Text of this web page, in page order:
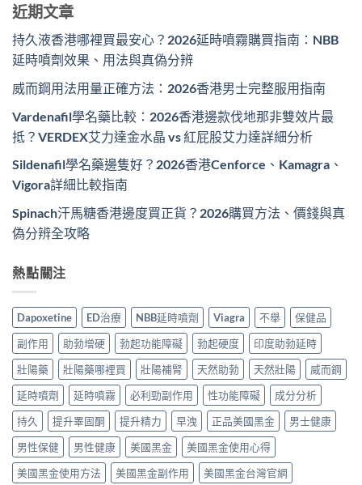
近期文章
持久液香港哪裡買最安心？2026延時噴霧購買指南：NBB
延時噴劑效果、用法與真偽分辨
威而鋼用法用量正確方法：2026香港男士完整服用指南
Vardenafil學名藥比較：2026香港邊款伐地那非雙效片最
抵？VERDEX艾力達金水晶 vs 紅屁股艾力達詳細分析
Sildenafil學名藥邊隻好？2026香港Cenforce、Kamagra、
Vigora詳細比較指南
Spinach汗馬糖香港邊度買正貨？2026購買方法、價錢與真
偽分辨全攻略
熱點關注
Dapoxetine ED治療 NBB延時噴劑 Viagra 不舉
保健品
副作用
助勃增硬 勃起功能障礙 勃起硬度
印度助勃延時
壯陽藥
壯陽藥哪裡買 壯陽補腎 天然助勃 天然壯陽
威而鋼
延時噴劑
延時噴霧 必利勁副作用 性功能障礙
成分分析
持久
提升睪固酮 提升精力 早洩 正品美國黑金
男士健康
男性保健
男性健康 美國黑金
美國黑金使用心得
美國黑金使用方法
美國黑金副作用 美國黑金台灣官網